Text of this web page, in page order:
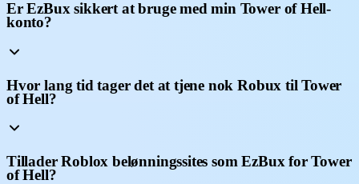
Er EzBux sikkert at bruge med min Tower of Hell-
konto?
Hvor lang tid tager det at tjene nok Robux til Tower
of Hell?
Tillader Roblox belønningssites som EzBux for Tower
of Hell?